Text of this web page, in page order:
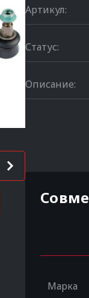
Артикул:
Статус:
Описание:
Марка